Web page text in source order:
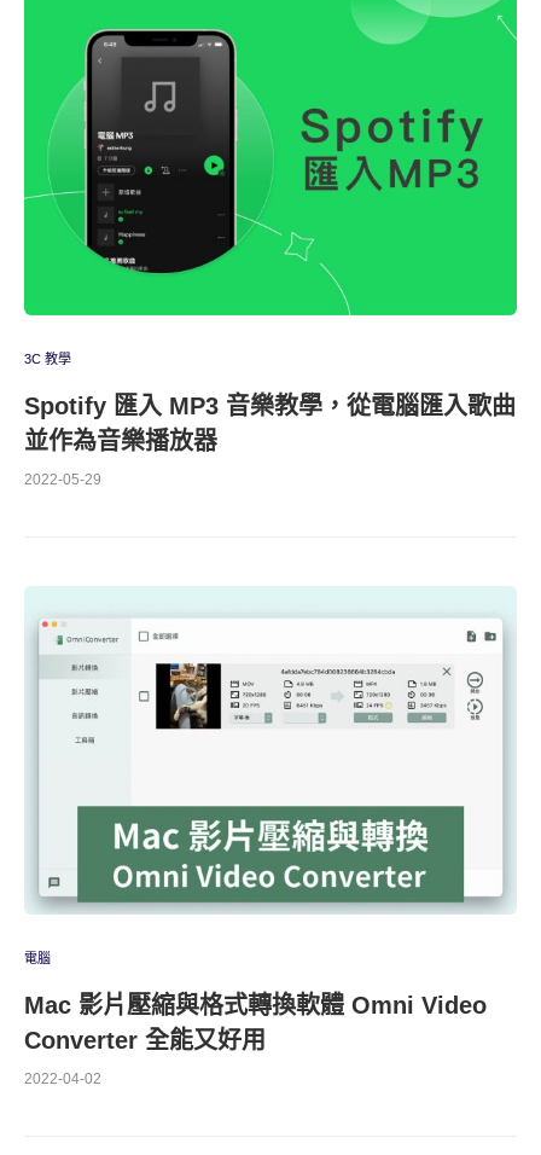
3C 教學
Spotify 匯入 MP3 音樂教學，從電腦匯入歌曲
並作為音樂播放器
2022-05-29
電腦
Mac 影片壓縮與格式轉換軟體 Omni Video
Converter 全能又好用
2022-04-02